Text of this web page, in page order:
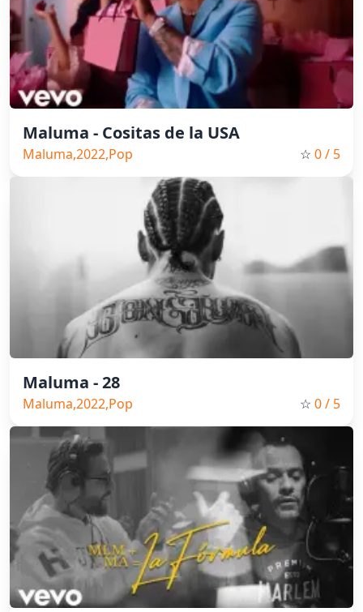
Maluma - Cositas de la USA
Maluma,2022,Pop ☆ 0/ 5
Maluma - 28
Maluma,2022,Pop ☆ 0/ 5